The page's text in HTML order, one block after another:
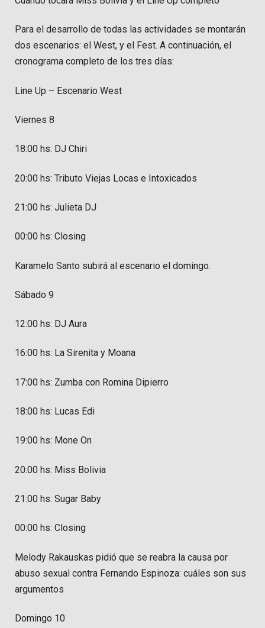
Para el desarrollo de todas las actividades se montarán
dos escenarios: el West, y el Fest. A continuación, el
cronograma completo de los tres días:
Line Up – Escenario West
Viernes 8
18:00 hs: DJ Chiri
20:00 hs: Tributo Viejas Locas e Intoxicados
21:00 hs: Julieta DJ
00:00 hs: Closing
Karamelo Santo subirá al escenario el domingo.
Sábado 9
12:00 hs: DJ Aura
16:00 hs: La Sirenita y Moana
17:00 hs: Zumba con Romina Dipierro
18:00 hs: Lucas Edi
19:00 hs: Mone On
20:00 hs: Miss Bolivia
21:00 hs: Sugar Baby
00:00 hs: Closing
Melody Rakauskas pidió que se reabra la causa por
abuso sexual contra Fernando Espinoza: cuáles son sus
argumentos
Domingo 10